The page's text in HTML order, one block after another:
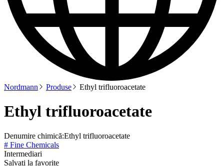
Nordmann Produse Ethyl trifluoroacetate
Ethyl trifluoroacetate
Denumire chimică:Ethyl trifluoroacetate
# Fine Chemicals
Intermediari
Salvați la favorite